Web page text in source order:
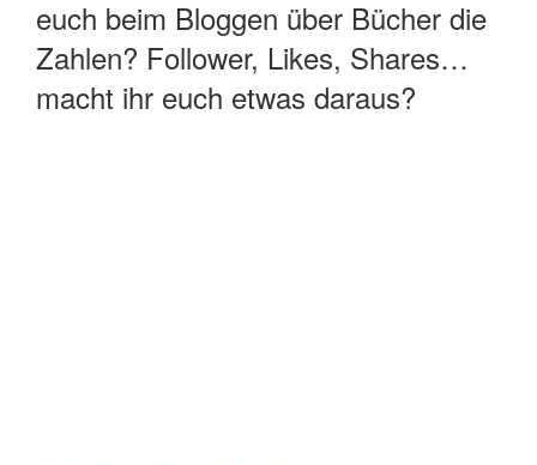
euch beim Bloggen über Bücher die
Zahlen? Follower, Likes, Shares…
macht ihr euch etwas daraus?